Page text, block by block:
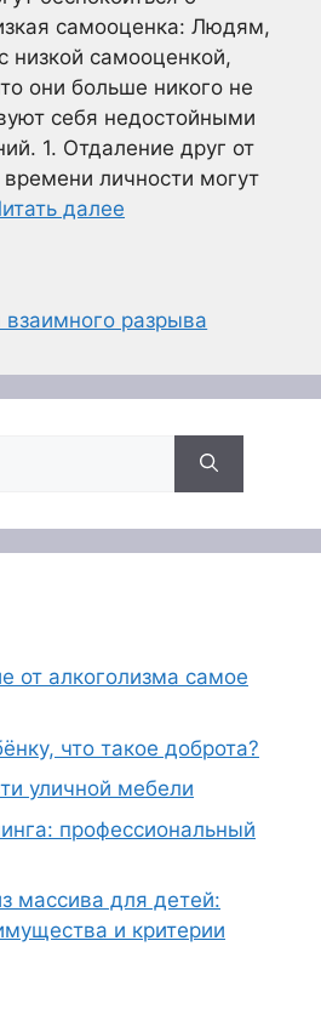
самооценка: Людям,
низкой самооценкой,
они больше никого не
себя недостойными
1. Отдаление друг от
личности могут
далее
разрыва
от алкоголизма самое
что такое доброта?
уличной мебели
профессиональный
массива для детей:
и критерии